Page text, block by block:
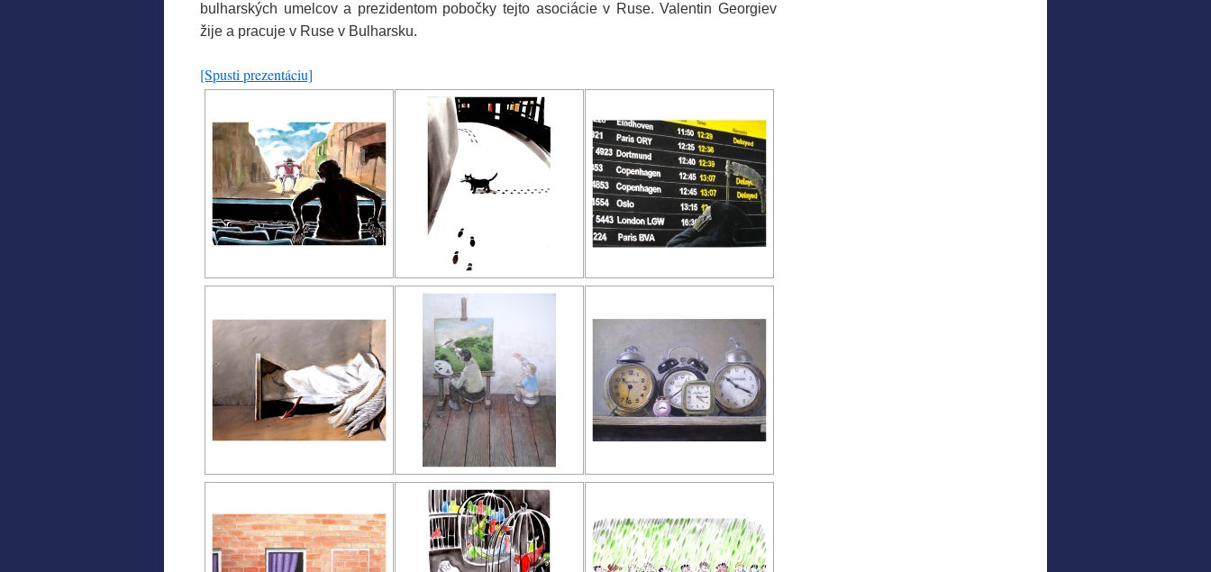
bulharských umelcov a prezidentom pobočky tejto asociácie v Ruse. Valentin Georgiev
žije a pracuje v Ruse v Bulharsku.
[Spusti prezentáciu]